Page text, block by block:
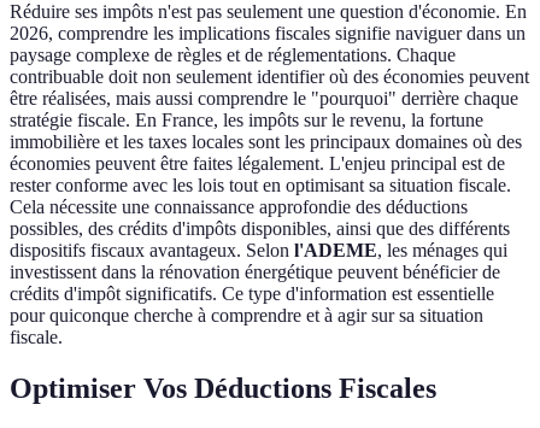
Réduire ses impôts n'est pas seulement une question d'économie. En
2026, comprendre les implications fiscales signifie naviguer dans un
paysage complexe de règles et de réglementations. Chaque
contribuable doit non seulement identifier où des économies peuvent
être réalisées, mais aussi comprendre le "pourquoi" derrière chaque
stratégie fiscale. En France, les impôts sur le revenu, la fortune
immobilière et les taxes locales sont les principaux domaines où des
économies peuvent être faites légalement. L'enjeu principal est de
rester conforme avec les lois tout en optimisant sa situation fiscale.
Cela nécessite une connaissance approfondie des déductions
possibles, des crédits d'impôts disponibles, ainsi que des différents
dispositifs fiscaux avantageux. Selon l'ADEME, les ménages qui
investissent dans la rénovation énergétique peuvent bénéficier de
crédits d'impôt significatifs. Ce type d'information est essentielle
pour quiconque cherche à comprendre et à agir sur sa situation
fiscale.
Optimiser Vos Déductions Fiscales